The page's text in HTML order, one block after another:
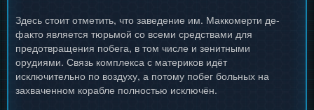
Здесь стоит отметить, что заведение им. Маккомерти де-
факто является тюрьмой со всеми средствами для
предотвращения побега, в том числе и зенитными
орудиями. Связь комплекса с материков идёт
исключительно по воздуху, а потому побег больных на
захваченном корабле полностью исключён.